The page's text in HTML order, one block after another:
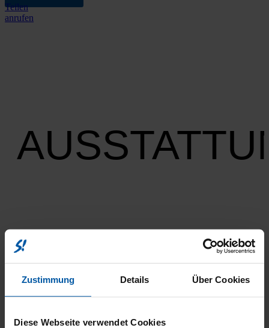
Zustimmung Details Über Cookies
Diese Webseite verwendet Cookies
Teilen
anrufen